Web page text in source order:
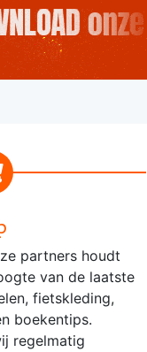
partners houdt
van de laatste
fietskleding,
boekentips.
regelmatig